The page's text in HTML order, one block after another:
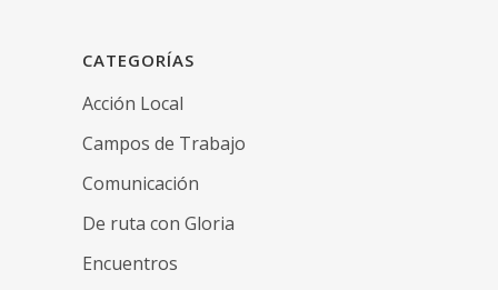
CATEGORÍAS
Acción Local
Campos de Trabajo
Comunicación
De ruta con Gloria
Encuentros